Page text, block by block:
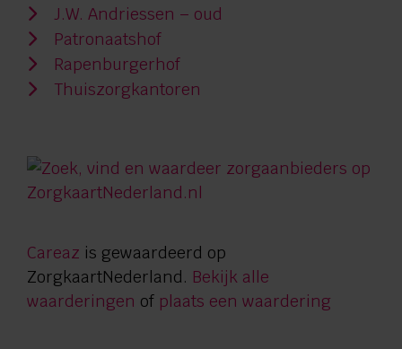
J.W. Andriessen – oud
Patronaatshof
Rapenburgerhof
Thuiszorgkantoren
Careaz is gewaardeerd op
ZorgkaartNederland. Bekijk alle
waarderingen of plaats een waardering